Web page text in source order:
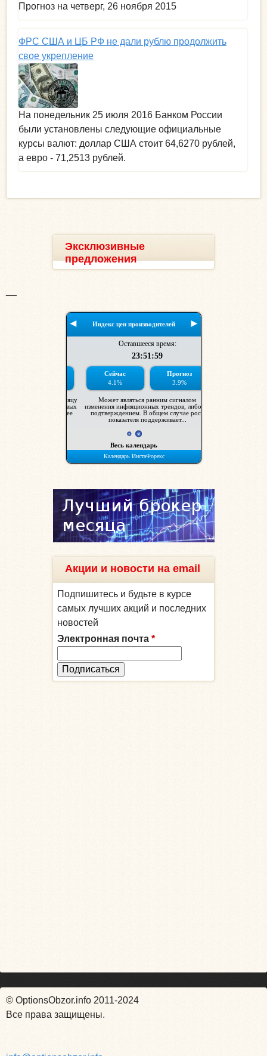
Прогноз на четверг, 26 ноября 2015
ФРС США и ЦБ РФ не дали рублю продолжить
свое укрепление
На понедельник 25 июля 2016 Банком России
были установлены следующие официальные
курсы валют: доллар США стоит 64,6270 рублей,
а евро - 71,2513 рублей.
Эксклюзивные
предложения
Акции и новости на email
Подпишитесь и будьте в курсе
самых лучших акций и последних
новостей
Электронная почта *
© OptionsObzor.info 2011-2024
Все права защищены.